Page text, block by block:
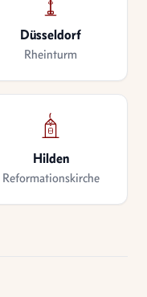
Düsseldorf
Rheinturm
Hilden
Reformationskirche